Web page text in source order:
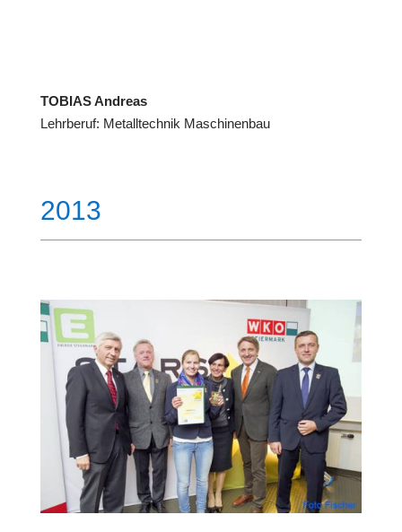
TOBIAS Andreas
Lehrberuf: Metalltechnik Maschinenbau
2013